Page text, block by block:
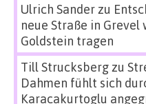
Ulrich Sanderzu
neue Straße in Grevel
Goldstein tragen
Till Strucksbergzu
Dahmen fühlt sich
Karacakurtoglu